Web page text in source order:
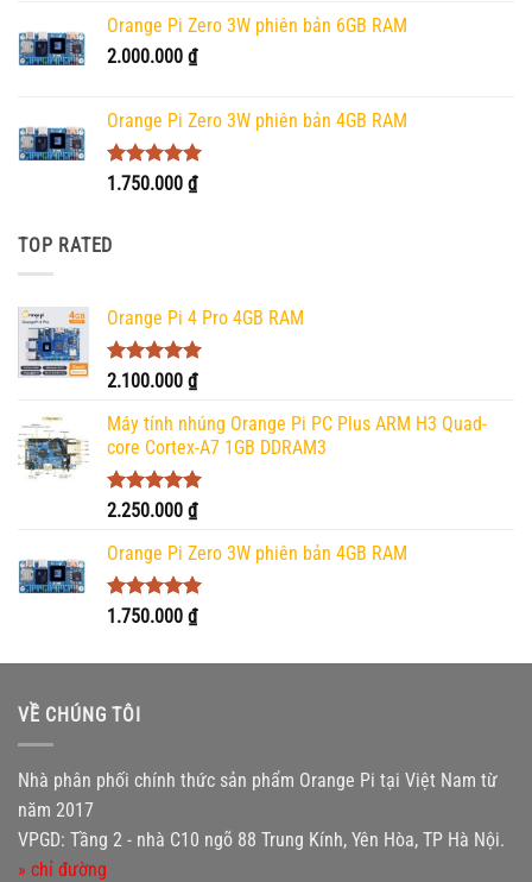
Orange Pi Zero 3W phiên bản 6GB RAM
2.000.000 ₫
Orange Pi Zero 3W phiên bản 4GB RAM
Được xếp
1.750.000 ₫
TOP RATED
Orange Pi 4 Pro 4GB RAM
Được xếp
5 sao
2.100.000 ₫
Máy tính nhúng Orange Pi PC Plus ARM H3 Quad-
core Cortex-A7 1GB DDRAM3
Được xếp
5 sao
2.250.000 ₫
Orange Pi Zero 3W phiên bản 4GB RAM
Được xếp
1.750.000 ₫
VỀ CHÚNG TÔI
Nhà phân phối chính thức sản phẩm Orange Pi tại Việt Nam từ
năm 2017
VPGD: Tầng 2 - nhà C10 ngõ 88 Trung Kính, Yên Hòa, TP Hà Nội.
» chỉ đường